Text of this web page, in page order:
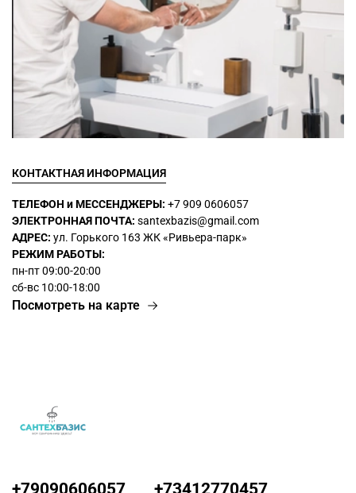
КОНТАКТНАЯ ИНФОРМАЦИЯ
ТЕЛЕФОН и МЕССЕНДЖЕРЫ: +7 909 0606057
ЭЛЕКТРОННАЯ ПОЧТА: santexbazis@gmail.com
АДРЕС: ул. Горького 163 ЖК«Ривьера-парк»
РЕЖИМ РАБОТЫ:
пн-пт 09:00-20:00
сб-вс 10:00-18:00
Посмотреть на карте
+79090606057 +73412770457